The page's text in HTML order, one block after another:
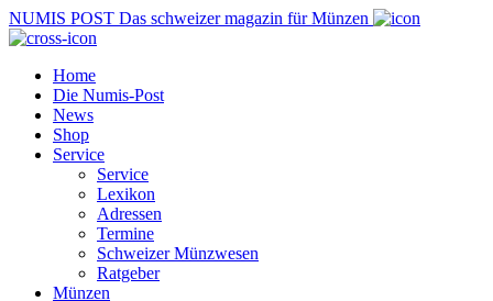
NUMIS POST Das schweizer magazin für Münzen
Home
Die Numis-Post
News
Shop
Service
Service
Lexikon
Adressen
Termine
Schweizer Münzwesen
Ratgeber
Münzen